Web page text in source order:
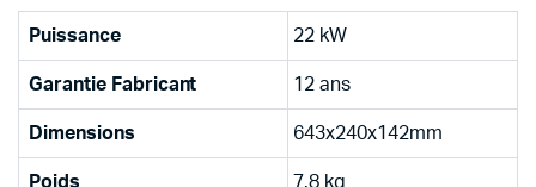
Puissance 22 kW
Garantie Fabricant 12 ans
Dimensions 643x240x142mm
Poids 7.8 kg